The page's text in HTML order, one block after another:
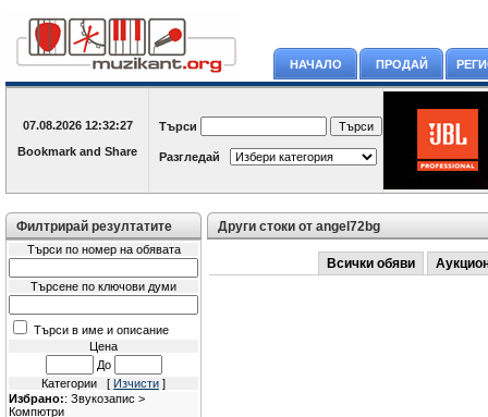
НАЧАЛО ПРОДАЙ
07.08.2026 12:32:27 Търси
Разгледай
Филтрирай резултатите
Търси по номер на обявата
Търсене по ключови думи
Търси в име и описание
Цена
До
Категории [ Изчисти ]
Избрано:: Звукозапис >
Компютри
Други стоки от angel72bg
Всички обяви